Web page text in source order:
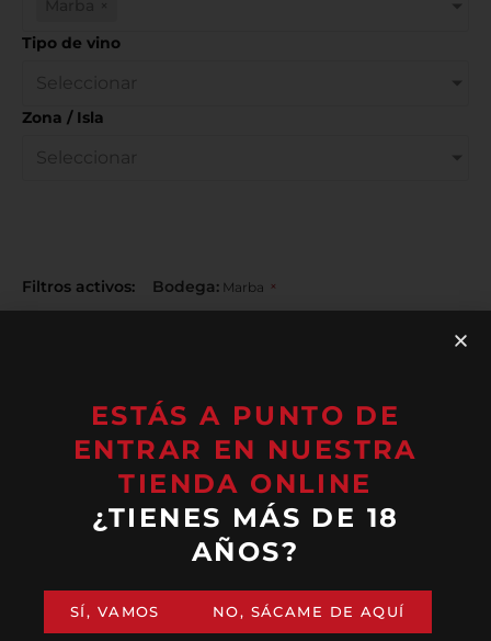
Tipo de vino
Seleccionar
Zona / Isla
Seleccionar
Filtros activos: Bodega: Marba ×
MARBA
16,50
€ (IVA incluido)
AÑADIR
MARBA HUGO
ROSADO
AFRUTADO
16,00 € (IVA incluido)
AÑADIR
ESTÁS A PUNTO DE
ENTRAR EN NUESTRA
TIENDA ONLINE
¿TIENES MÁS DE 18
AÑOS?
SÍ, VAMOS NO, SÁCAME DE AQUÍ